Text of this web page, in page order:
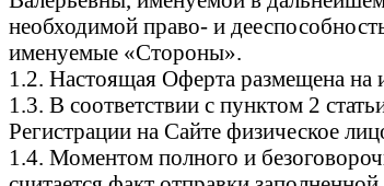
необходимой право- и
именуемые «Стороны».
1.2. Настоящая Оферта размещена на
1.3. В соответствии с пунктом 2
Регистрации на Сайте физическое
1.4. Моментом полного и